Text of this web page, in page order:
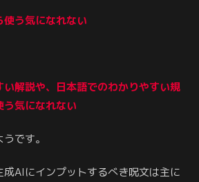
う気になれない
い解説や、日本語でのわかりやすい規
う気になれない
です。
AIにインプットするべき呪文は主に